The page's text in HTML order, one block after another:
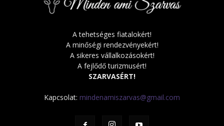
A tehetséges fiatalokért!
A minőségi rendezvényekért!
A sikeres vállalkozásokért!
A fejlődő turizmusért!
SZARVASÉRT!
Kapcsolat: mindenamiszarvas@gmail.com